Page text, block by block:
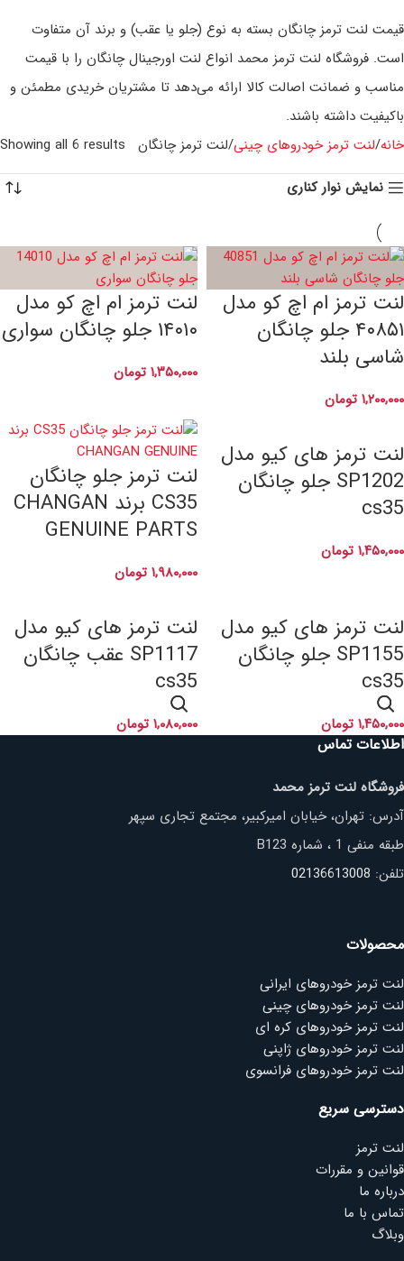
قیمت لنت ترمز چانگان بسته به نوع (جلو یا عقب) و برند آن متفاوت
است. فروشگاه لنت ترمز محمد انواع لنت اورجینال چانگان را با قیمت
مناسب و ضمانت اصالت کالا ارائه می‌دهد تا مشتریان خریدی مطمئن و
باکیفیت داشته باشند.
خانه لنت ترمز خودروهای چینی لنت ترمز چانگان
Showing all 6 results
نمایش نوار کناری
لنت ترمز ام اچ کو مدل
۴۰۸۵۱ جلو چانگان
شاسی بلند
۱,۲۰۰,۰۰۰ تومان
لنت ترمز ام اچ کو مدل
۱۴۰۱۰ جلو چانگان سواری
۱,۳۵۰,۰۰۰ تومان
لنت ترمز های کیو مدل
SP1202 جلو چانگان
cs35
۱,۴۵۰,۰۰۰ تومان
لنت ترمز جلو چانگان
CS35 برند CHANGAN
GENUINE PARTS
۱,۹۸۰,۰۰۰ تومان
لنت ترمز های کیو مدل
SP1155 جلو چانگان
cs35
۱,۴۵۰,۰۰۰ تومان
لنت ترمز های کیو مدل
SP1117 عقب چانگان
cs35
۱,۰۸۰,۰۰۰ تومان
اطلاعات تماس
فروشگاه لنت ترمز محمد
آدرس: تهران، خیابان امیرکبیر، مجتمع تجاری سپهر
طبقه منفی 1 ، شماره B123
تلفن: 02136613008
محصولات
لنت ترمز خودروهای ایرانی
لنت ترمز خودروهای چینی
لنت ترمز خودروهای کره ای
لنت ترمز خودروهای ژاپنی
لنت ترمز خودروهای فرانسوی
دسترسی سریع
لنت ترمز
قوانین و مقررات
درباره ما
تماس با ما
وبلاگ